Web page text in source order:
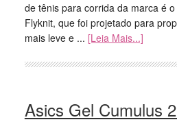
de tênis para corrida da marca é
Flyknit, que foi projetado para
mais leve e ... [Leia Mais...]
Asics Gel Cumulus